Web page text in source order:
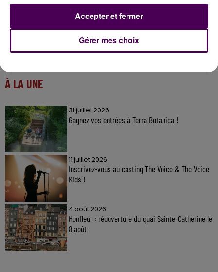
À LA UNE
31 juillet 2026
Gagnez vos entrées à Terra Botanica !
11 juillet 2026
Inscrivez-vous au casting The Voice & The Voice
Kids !
4 août 2026
Honfleur : réouverture du quai Sainte-Catherine le
8 août
Gérer mes choix
Accepter et fermer